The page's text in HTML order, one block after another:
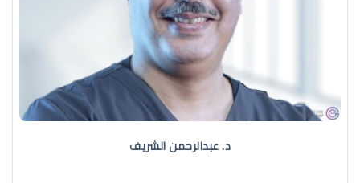
د. عبدالرحمن الشريف